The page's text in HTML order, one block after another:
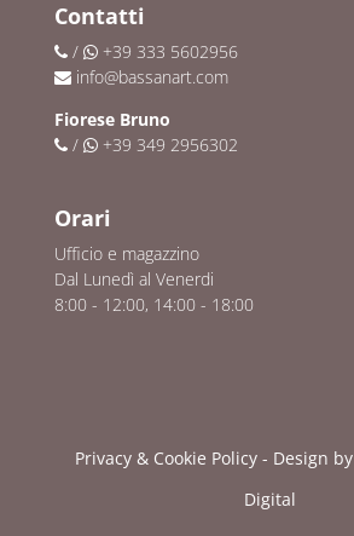
Contatti
/
+39 333 5602956
info@bassanart.com
Fiorese Bruno
/
+39 349 2956302
Orari
Ufficio e magazzino
Dal Lunedì al Venerdi
8:00 - 12:00, 14:00 - 18:00
Privacy & Cookie Policy - Design by
Digital